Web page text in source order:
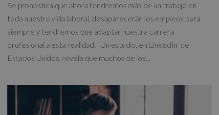
Se pronostica que ahora tendremos más de un trabajo en
toda nuestra vida laboral, desaparecerán los empleos para
siempre y tendremos que adaptar nuestra carrera
profesional a esta realidad. Un estudio, en LinkedIn de
Estados Unidos, revela que muchos de los...